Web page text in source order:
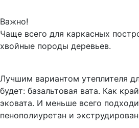
Важно!
Чаще всего для каркасных
хвойные породы деревьев.
Лучшим вариантом утеплителя
будет: базальтовая вата. Как
эковата. И меньше всего
пенополиуретан и